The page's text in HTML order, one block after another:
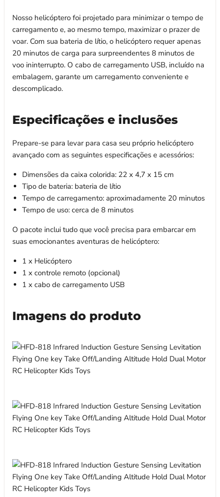
Nosso helicóptero foi projetado para minimizar o tempo de
carregamento e, ao mesmo tempo, maximizar o prazer de
voar. Com sua bateria de lítio, o helicóptero requer apenas
20 minutos de carga para surpreendentes 8 minutos de
voo ininterrupto. O cabo de carregamento USB, incluído na
embalagem, garante um carregamento conveniente e
descomplicado.
Especificações e inclusões
Prepare-se para levar para casa seu próprio helicóptero
avançado com as seguintes especificações e acessórios:
Dimensões da caixa colorida: 22 x 4,7 x 15 cm
Tipo de bateria: bateria de lítio
Tempo de carregamento: aproximadamente 20 minutos
Tempo de uso: cerca de 8 minutos
O pacote inclui tudo que você precisa para embarcar em
suas emocionantes aventuras de helicóptero:
1 x Helicóptero
1 x controle remoto (opcional)
1 x cabo de carregamento USB
Imagens do produto